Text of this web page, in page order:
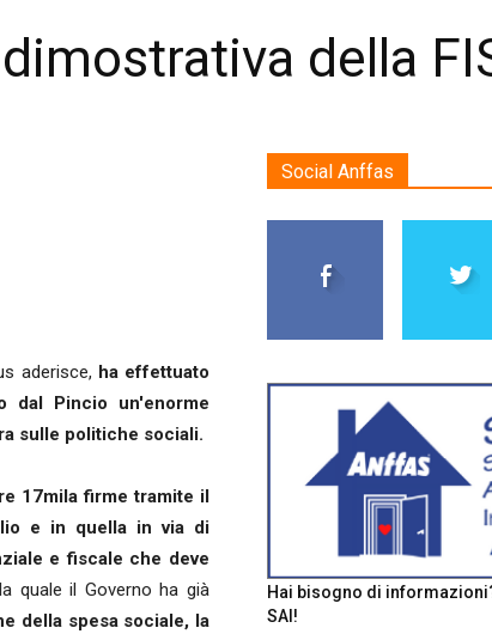
della
aderisce, ha effettuato
dal Pincio un'enorme
sulle politiche sociali.
17mila firme tramite il
e in quella in via di
e fiscale che deve
quale il Governo ha già
della spesa sociale, la
Social Anffas
Hai bisogno di
SAI!